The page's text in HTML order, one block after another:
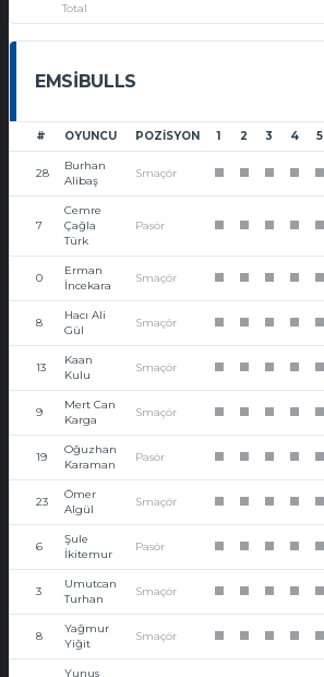
Total
EMSIBULLS
# OYUNCU POZISYON 1 2 3 4 5
28
Burhan
Alibaş
Smaçör
7
Cemre
Çağla
Türk
Pasör
0
Erman
İncekara
Smaçör
8
Hacı Ali
Gül
Smaçör
13
Kaan
Kulu
Smaçör
9
Mert Can
Karga
Smaçör
19
Oğuzhan
Karaman
Pasör
23
Ömer
Algül
Smaçör
6
Şule
İkitemur
Pasör
3
Umutcan
Turhan
Smaçör
8
Yağmur
Yiğit
Smaçör
Yunus